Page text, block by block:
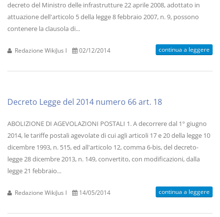
decreto del Ministro delle infrastrutture 22 aprile 2008, adottato in
attuazione dell'articolo 5 della legge 8 febbraio 2007, n. 9, possono
contenere la clausola di...
Redazione WikiJus I 02/12/2014 continua a leggere
Decreto Legge del 2014 numero 66 art. 18
ABOLIZIONE DI AGEVOLAZIONI POSTALI 1. A decorrere dal 1° giugno
2014, le tariffe postali agevolate di cui agli articoli 17 e 20 della legge 10
dicembre 1993, n. 515, ed all'articolo 12, comma 6-bis, del decreto-
legge 28 dicembre 2013, n. 149, convertito, con modificazioni, dalla
legge 21 febbraio...
Redazione WikiJus I 14/05/2014 continua a leggere